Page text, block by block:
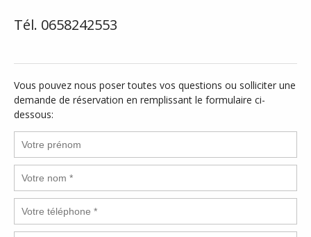
Tél. 0658242553
Vous pouvez nous poser toutes vos questions ou solliciter une
demande de réservation en remplissant le formulaire ci-
dessous: